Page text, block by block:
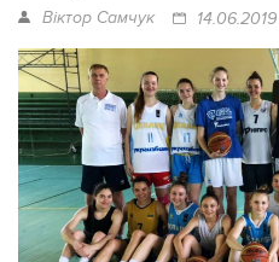
Віктор Самчук 14.06.2019